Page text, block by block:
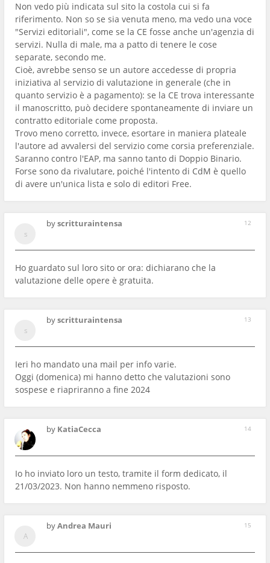
Non vedo più indicata sul sito la costola cui si fa
riferimento. Non so se sia venuta meno, ma vedo una voce
"Servizi editoriali", come se la CE fosse anche un'agenzia di
servizi. Nulla di male, ma a patto di tenere le cose
separate, secondo me.
Cioè, avrebbe senso se un autore accedesse di propria
iniziativa al servizio di valutazione in generale (che in
quanto servizio è a pagamento): se la CE trova interessante
il manoscritto, può decidere spontaneamente di inviare un
contratto editoriale come proposta.
Trovo meno corretto, invece, esortare in maniera plateale
l'autore ad avvalersi del servizio come corsia preferenziale.
Saranno contro l'EAP, ma sanno tanto di Doppio Binario.
Forse sono da rivalutare, poiché l'intento di CdM è quello
di avere un'unica lista e solo di editori Free.
12
byscritturaintensa
Ho guardato sul loro sito or ora: dichiarano che la
valutazione delle opere è gratuita.
13
byscritturaintensa
Ieri ho mandato una mail per info varie.
Oggi (domenica) mi hanno detto che valutazioni sono
sospese e riapriranno a fine 2024
14
by KatiaCecca
Io ho inviato loro un testo, tramite il form dedicato, il
21/03/2023. Non hanno nemmeno risposto.
15
byAndrea Mauri